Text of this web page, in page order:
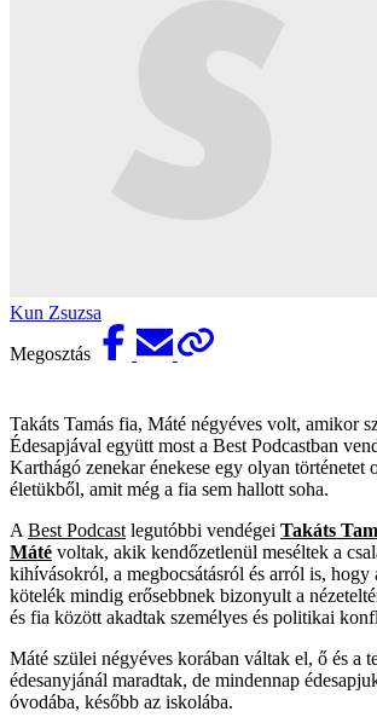
Kun Zsuzsa
Megosztás
Takáts Tamás fia, Máté négyéves volt, amikor
Édesapjával együtt most a Best Podcastban
Karthágó zenekar énekese egy olyan történetet
életükből, amit még a fia sem hallott soha.
A Best Podcast legutóbbi vendégei Takáts
Máté voltak, akik kendőzetlenül meséltek a
kihívásokról, a megbocsátásról és arról is,
kötelék mindig erősebbnek bizonyult a
és fia között akadtak személyes és politikai
Máté szülei négyéves korában váltak el, ő és a
édesanyjánál maradtak, de mindennap
óvodába, később az iskolába.